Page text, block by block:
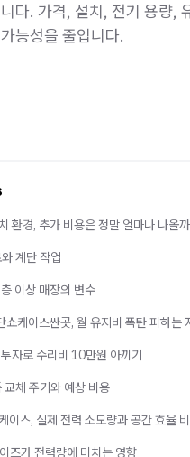
다. 가격, 설치, 전기 용량,
능성을 줄입니다.
환경, 추가 비용은 정말 얼마나 나올
계단 작업
이상 매장의 변수
쇼케이스싼곳, 월 유지비 폭탄 피하는
자로 수리비 10만원 아끼기
교체 주기와 예상 비용
이스, 실제 전력 소모량과 공간 효율
즈가 전력량에 미치는 영향